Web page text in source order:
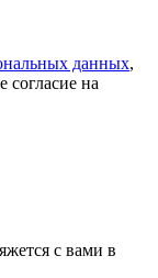
данных,
согласие на
с вами в